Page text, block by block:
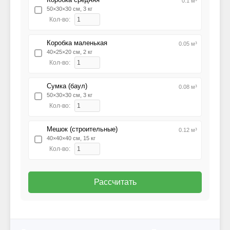
50×30×30 см, 3 кг
Кол-во:
Коробка маленькая
0.05 м³
40×25×20 см, 2 кг
Кол-во:
Сумка (баул)
0.08 м³
50×30×30 см, 3 кг
Кол-во:
Мешок (строительные)
0.12 м³
40×40×40 см, 15 кг
Кол-во:
Рассчитать